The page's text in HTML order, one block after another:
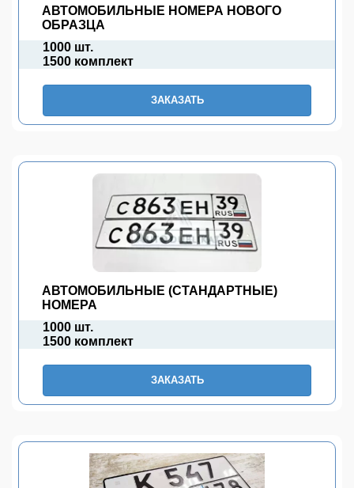
АВТОМОБИЛЬНЫЕ НОМЕРА НОВОГО
ОБРАЗЦА
1000 шт.
1500 комплект
ЗАКАЗАТЬ
АВТОМОБИЛЬНЫЕ (СТАНДАРТНЫЕ)
НОМЕРА
1000 шт.
1500 комплект
ЗАКАЗАТЬ